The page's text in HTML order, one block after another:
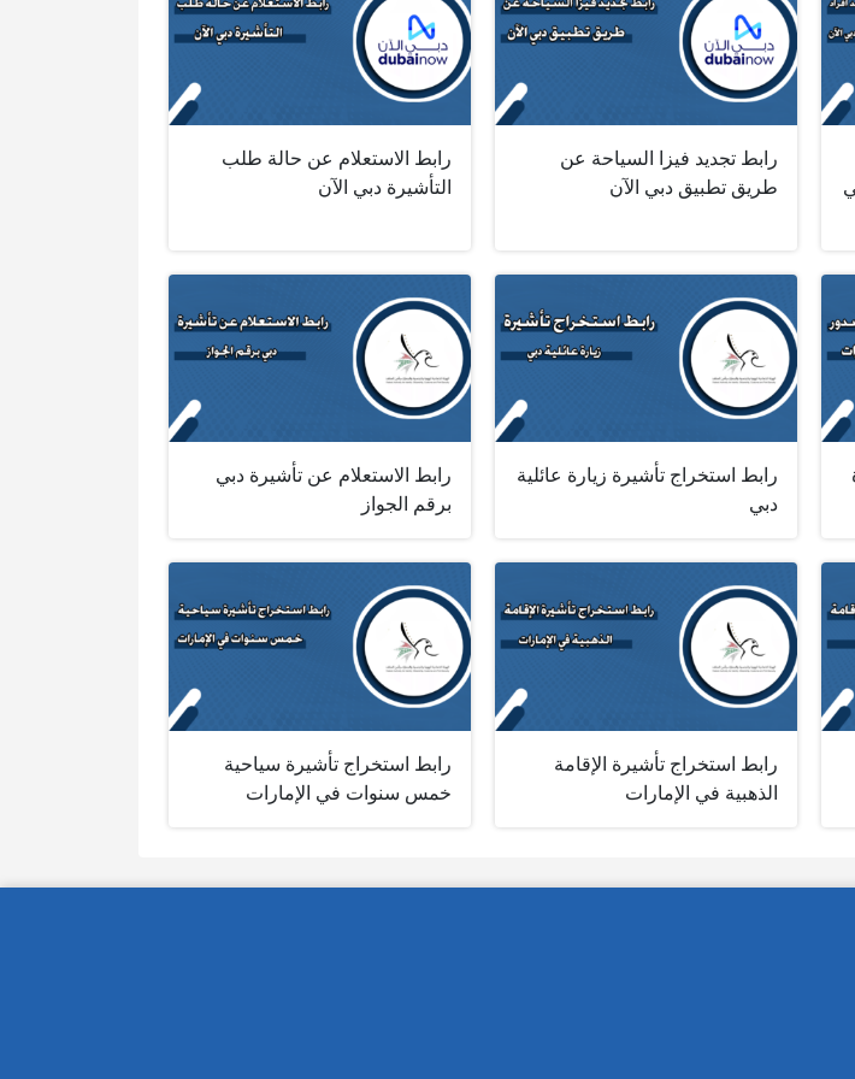
رابط تجديد فيزا السياحة عن
طريق تطبيق دبي الآن
رابط الاستعلام عن حالة طلب
التأشيرة دبي الآن
رابط استخراج تأشيرة زيارة عائلية
دبي
رابط الاستعلام عن تأشيرة دبي
برقم الجواز
رابط استخراج تأشيرة الإقامة
الذهبية في الإمارات
رابط استخراج تأشيرة سياحية
خمس سنوات في الإمارات